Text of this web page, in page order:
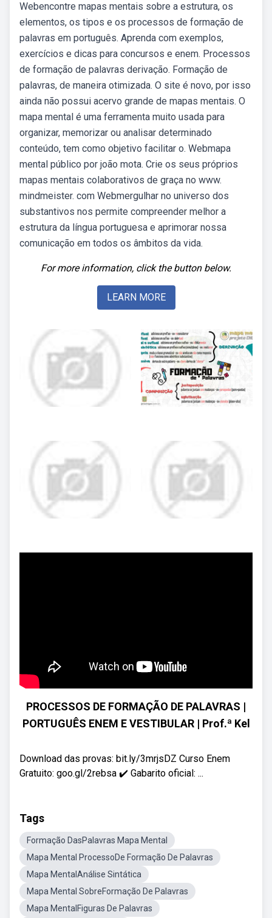
Webencontre mapas mentais sobre a estrutura, os
elementos, os tipos e os processos de formação de
palavras em português. Aprenda com exemplos,
exercícios e dicas para concursos e enem. Processos
de formação de palavras derivação. Formação de
palavras, de maneira otimizada. O site é novo, por isso
ainda não possui acervo grande de mapas mentais. O
mapa mental é uma ferramenta muito usada para
organizar, memorizar ou analisar determinado
conteúdo, tem como objetivo facilitar o. Webmapa
mental público por joão mota. Crie os seus próprios
mapas mentais colaborativos de graça no www.
mindmeister. com Webmergulhar no universo dos
substantivos nos permite compreender melhor a
estrutura da língua portuguesa e aprimorar nossa
comunicação em todos os âmbitos da vida.
For more information, click the button below.
LEARN MORE
PROCESSOS DE FORMAÇÃO DE PALAVRAS |
PORTUGUÊS ENEM E VESTIBULAR | Prof.ª Kel
Download das provas: bit.ly/3mrjsDZ Curso Enem
Gratuito: goo.gl/2rebsa ✔️ Gabarito oficial: ...
Tags
Formação DasPalavras Mapa Mental
Mapa Mental ProcessoDe Formação De Palavras
Mapa MentalAnálise Sintática
Mapa Mental SobreFormação De Palavras
Mapa MentalFiguras De Palavras